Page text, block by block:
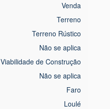
Venda
Terreno
Terreno Rústico
Não se aplica
Viabilidade de Construção
Não se aplica
Faro
Loulé